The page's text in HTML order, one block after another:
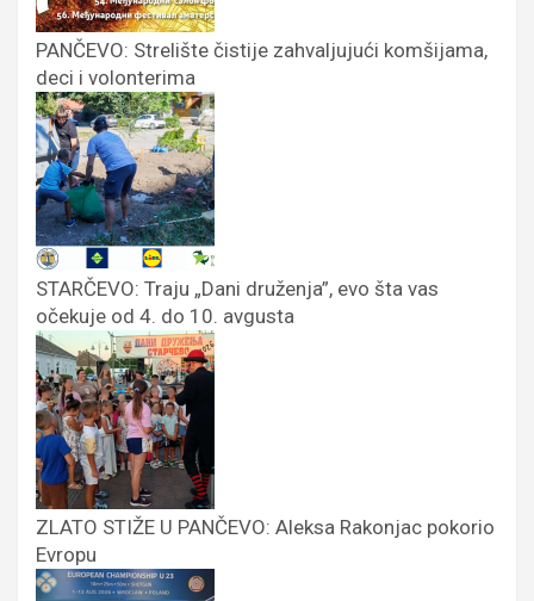
PANČEVO: Strelište čistije zahvaljujući komšijama,
deci i volonterima
STARČEVO: Traju „Dani druženja”, evo šta vas
očekuje od 4. do 10. avgusta
ZLATO STIŽE U PANČEVO: Aleksa Rakonjac pokorio
Evropu